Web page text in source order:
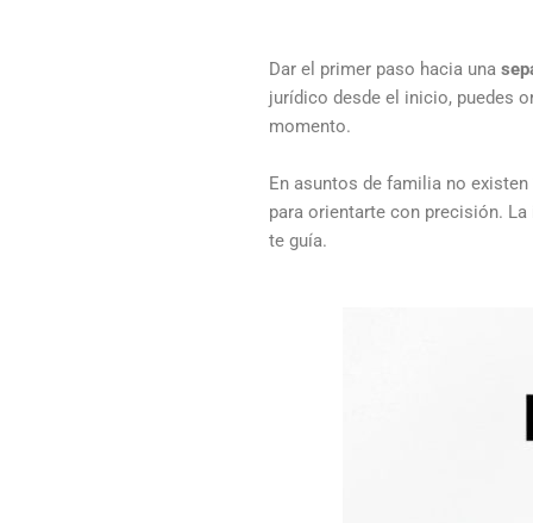
Dar el primer paso hacia una
jurídico desde el inicio, puedes
momento.
En asuntos de familia no
para orientarte con precisión.
te guía.